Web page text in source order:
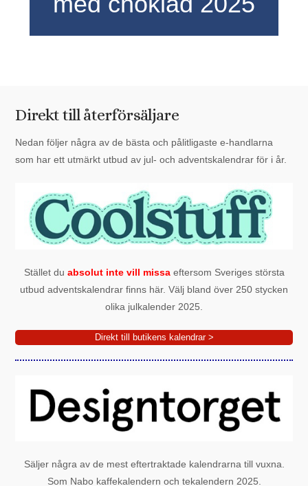
Direkt till återförsäljare
Nedan följer några av de bästa och pålitligaste e-handlarna
som har ett utmärkt utbud av jul- och adventskalendrar för i år.
Stället du absolut inte vill missaeftersom Sveriges största
utbud adventskalendrar finns här. Välj bland över 250 stycken
olika julkalender 2025.
Direkt till butikens kalendrar >
Säljer några av de mest eftertraktade kalendrarna till vuxna.
Som Nabo kaffekalendern och tekalendern 2025.